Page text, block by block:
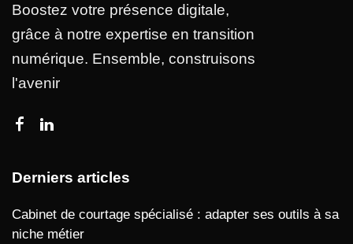
Boostez votre présence digitale,
grâce à notre expertise en transition
numérique. Ensemble, construisons
l'avenir
Derniers articles
Cabinet de courtage spécialisé : adapter ses outils à sa
niche métier